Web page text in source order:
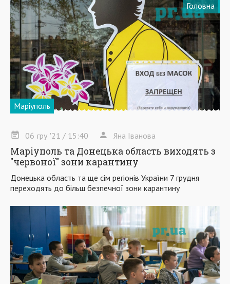
Головна
Маріуполь
06 гру '21 / 15:40 Яна Іванова
Маріуполь та Донецька область виходять з
"червоної" зони карантину
Донецька область та ще сім регіонів України 7 грудня
переходять до більш безпечної зони карантину